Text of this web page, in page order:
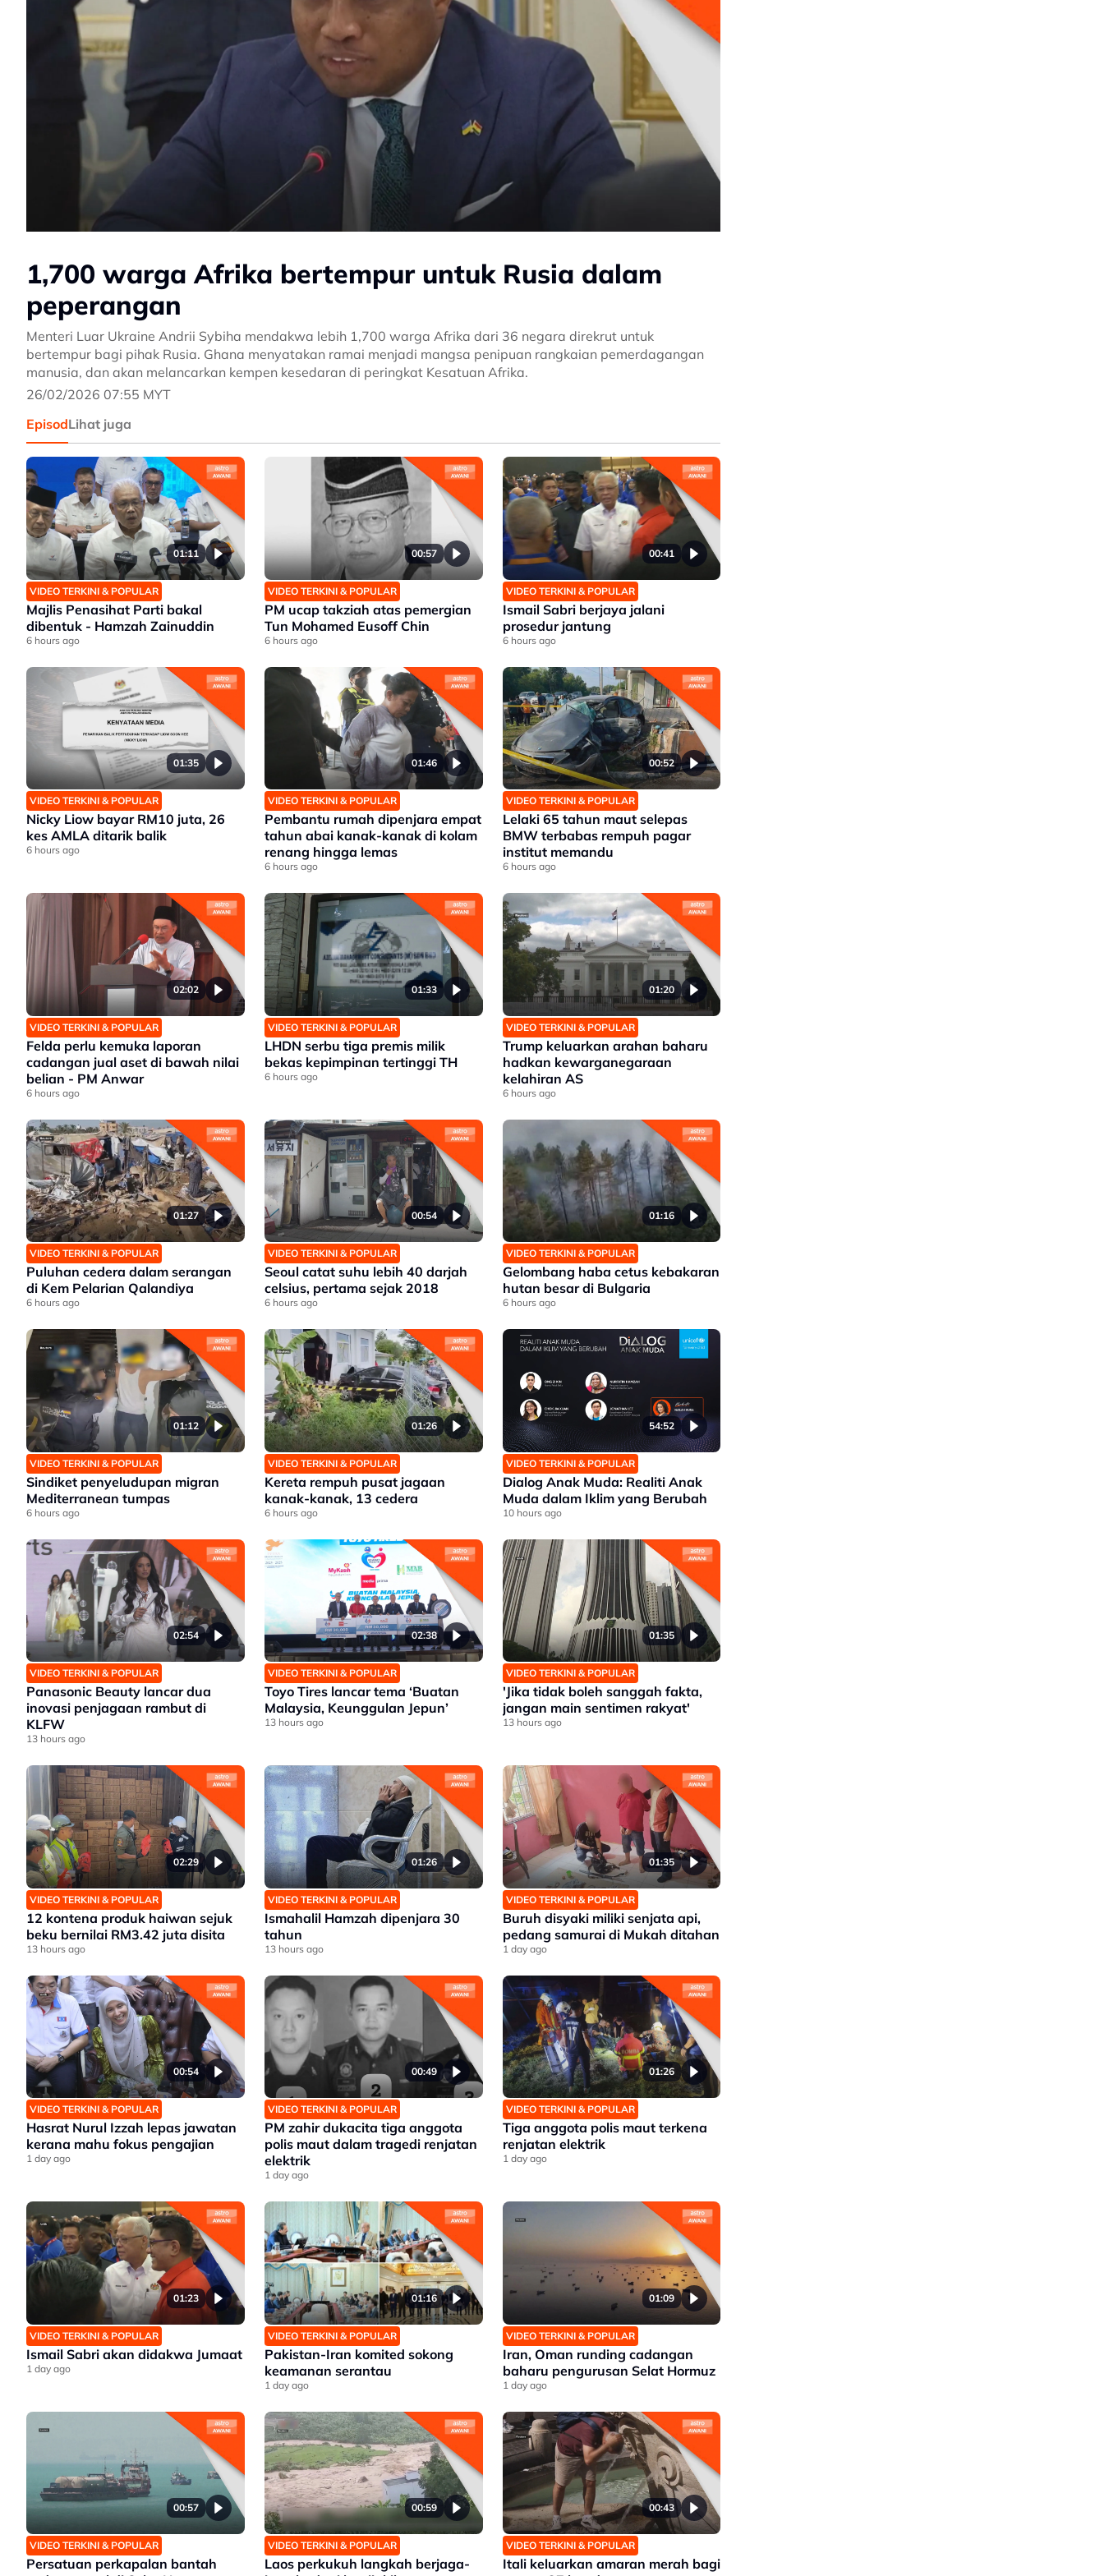
1,700 warga Afrika bertempur untuk Rusia dalam
peperangan
Menteri Luar Ukraine Andrii Sybiha mendakwa lebih 1,700 warga Afrika dari 36 negara direkrut untuk
bertempur bagi pihak Rusia. Ghana menyatakan ramai menjadi mangsa penipuan rangkaian pemerdagangan
manusia, dan akan melancarkan kempen kesedaran di peringkat Kesatuan Afrika.
26/02/2026 07:55 MYT
EpisodLihat juga
01:11
VIDEO TERKINI & POPULAR
Majlis Penasihat Parti bakal
dibentuk - Hamzah Zainuddin
6 hours ago
00:57
VIDEO TERKINI & POPULAR
PM ucap takziah atas pemergian
Tun Mohamed Eusoff Chin
6 hours ago
00:41
VIDEO TERKINI & POPULAR
Ismail Sabri berjaya jalani
prosedur jantung
6 hours ago
01:35
VIDEO TERKINI & POPULAR
Nicky Liow bayar RM10 juta, 26
kes AMLA ditarik balik
6 hours ago
01:46
VIDEO TERKINI & POPULAR
Pembantu rumah dipenjara empat
tahun abai kanak-kanak di kolam
renang hingga lemas
6 hours ago
00:52
VIDEO TERKINI & POPULAR
Lelaki 65 tahun maut selepas
BMW terbabas rempuh pagar
institut memandu
6 hours ago
02:02
VIDEO TERKINI & POPULAR
Felda perlu kemuka laporan
cadangan jual aset di bawah nilai
belian - PM Anwar
6 hours ago
01:33
VIDEO TERKINI & POPULAR
LHDN serbu tiga premis milik
bekas kepimpinan tertinggi TH
6 hours ago
01:20
VIDEO TERKINI & POPULAR
Trump keluarkan arahan baharu
hadkan kewarganegaraan
kelahiran AS
6 hours ago
01:27
VIDEO TERKINI & POPULAR
Puluhan cedera dalam serangan
di Kem Pelarian Qalandiya
6 hours ago
00:54
VIDEO TERKINI & POPULAR
Seoul catat suhu lebih 40 darjah
celsius, pertama sejak 2018
6 hours ago
01:16
VIDEO TERKINI & POPULAR
Gelombang haba cetus kebakaran
hutan besar di Bulgaria
6 hours ago
01:12
VIDEO TERKINI & POPULAR
Sindiket penyeludupan migran
Mediterranean tumpas
6 hours ago
01:26
VIDEO TERKINI & POPULAR
Kereta rempuh pusat jagaan
kanak-kanak, 13 cedera
6 hours ago
54:52
VIDEO TERKINI & POPULAR
Dialog Anak Muda: Realiti Anak
Muda dalam Iklim yang Berubah
10 hours ago
02:54
VIDEO TERKINI & POPULAR
Panasonic Beauty lancar dua
inovasi penjagaan rambut di
KLFW
13 hours ago
02:38
VIDEO TERKINI & POPULAR
Toyo Tires lancar tema ‘Buatan
Malaysia, Keunggulan Jepun’
13 hours ago
01:35
VIDEO TERKINI & POPULAR
'Jika tidak boleh sanggah fakta,
jangan main sentimen rakyat'
13 hours ago
02:29
VIDEO TERKINI & POPULAR
12 kontena produk haiwan sejuk
beku bernilai RM3.42 juta disita
13 hours ago
01:26
VIDEO TERKINI & POPULAR
Ismahalil Hamzah dipenjara 30
tahun
13 hours ago
01:35
VIDEO TERKINI & POPULAR
Buruh disyaki miliki senjata api,
pedang samurai di Mukah ditahan
1 day ago
00:54
VIDEO TERKINI & POPULAR
Hasrat Nurul Izzah lepas jawatan
kerana mahu fokus pengajian
1 day ago
00:49
VIDEO TERKINI & POPULAR
PM zahir dukacita tiga anggota
polis maut dalam tragedi renjatan
elektrik
1 day ago
01:26
VIDEO TERKINI & POPULAR
Tiga anggota polis maut terkena
renjatan elektrik
1 day ago
01:23
VIDEO TERKINI & POPULAR
Ismail Sabri akan didakwa Jumaat
1 day ago
01:16
VIDEO TERKINI & POPULAR
Pakistan-Iran komited sokong
keamanan serantau
1 day ago
01:09
VIDEO TERKINI & POPULAR
Iran, Oman runding cadangan
baharu pengurusan Selat Hormuz
1 day ago
00:57
VIDEO TERKINI & POPULAR
Persatuan perkapalan bantah
00:59
VIDEO TERKINI & POPULAR
Laos perkukuh langkah berjaga-
00:43
VIDEO TERKINI & POPULAR
Itali keluarkan amaran merah bagi